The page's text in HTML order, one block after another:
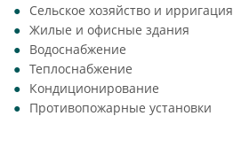
Сельское хозяйство и ирригация
Жилые и офисные здания
Водоснабжение
Теплоснабжение
Кондиционирование
Противопожарные установки